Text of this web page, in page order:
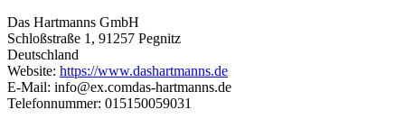
Das Hartmanns GmbH
Schloßstraße 1, 91257 Pegnitz
Deutschland
Website: https://www.dashartmanns.de
E-Mail: info@ex.comdas-hartmanns.de
Telefonnummer: 015150059031